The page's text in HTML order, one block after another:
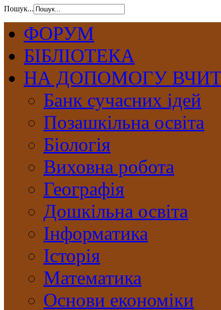
Пошук...
ФОРУМ
БІБЛІОТЕКА
НА ДОПОМОГУ
Банк сучасних ідей
Позашкільна освіта
Біологія
Виховна робота
Географія
Дошкільна освіта
Інформатика
Історія
Математика
Основи економіки